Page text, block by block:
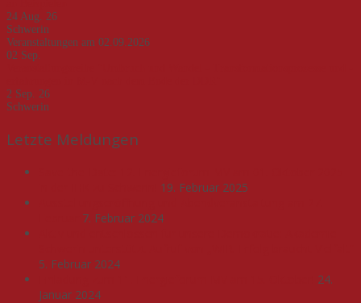
24 Aug. 26
Schwerin
Veranstaltungen am 02.09.2026
02 Sep.
2 Sep. 26
Schwerin
Letzte Meldungen
19. Februar 2025
7. Februar 2024
5. Februar 2024
24.
Januar 2024